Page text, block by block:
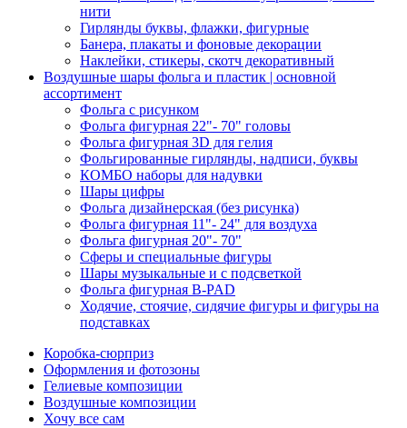
нити
Гирлянды буквы, флажки, фигурные
Банера, плакаты и фоновые декорации
Наклейки, стикеры, скотч декоративный
Воздушные шары фольга и пластик | основной
ассортимент
Фольга с рисунком
Фольга фигурная 22"- 70" головы
Фольга фигурная 3D для гелия
Фольгированные гирлянды, надписи, буквы
КОМБО наборы для надувки
Шары цифры
Фольга дизайнерская (без рисунка)
Фольга фигурная 11"- 24" для воздуха
Фольга фигурная 20"- 70"
Сферы и специальные фигуры
Шары музыкальные и с подсветкой
Фольга фигурная B-PAD
Ходячие, стоячие, сидячие фигуры и фигуры на
подставках
Коробка-сюрприз
Оформления и фотозоны
Гелиевые композиции
Воздушные композиции
Хочу все сам